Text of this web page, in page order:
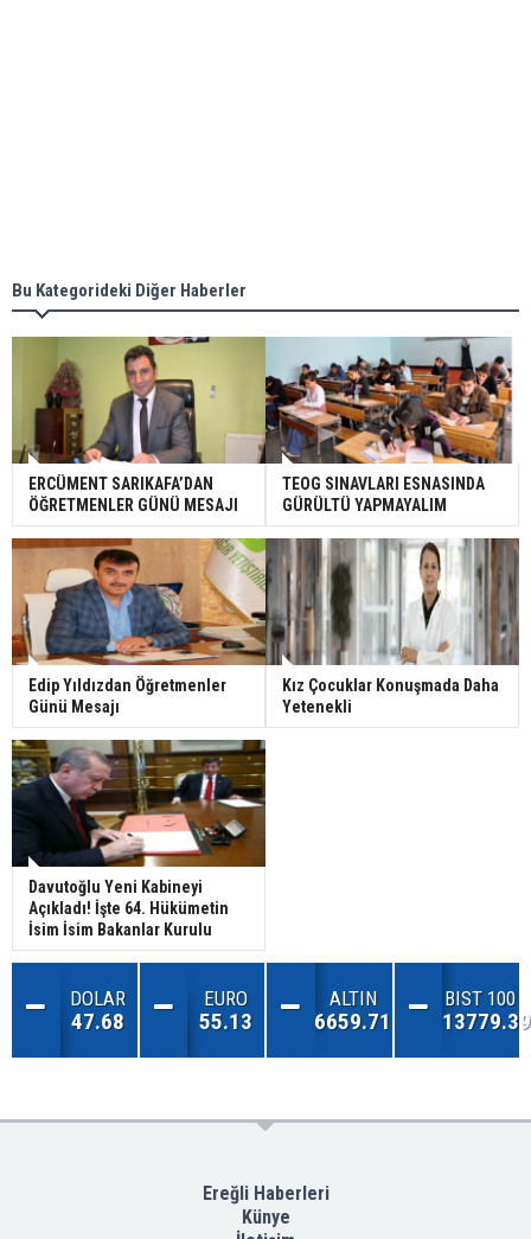
Bu Kategorideki Diğer Haberler
ERCÜMENT SARIKAFA’DAN
ÖĞRETMENLER GÜNÜ MESAJI
TEOG SINAVLARI ESNASINDA
GÜRÜLTÜ YAPMAYALIM
Edip Yıldızdan Öğretmenler
Günü Mesajı
Kız Çocuklar Konuşmada Daha
Yetenekli
Davutoğlu Yeni Kabineyi
Açıkladı! İşte 64. Hükümetin
İsim İsim Bakanlar Kurulu
DOLAR
47.68
EURO
55.13
ALTIN
6659.71
BIST 100
13779.39
Ereğli Haberleri
Künye